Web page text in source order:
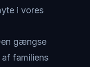
i vores
gængse
familiens